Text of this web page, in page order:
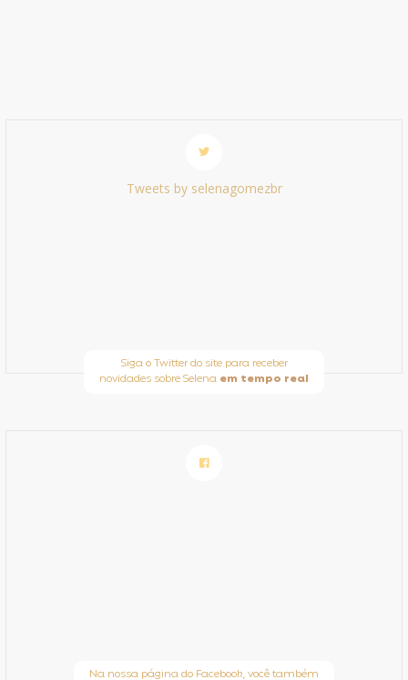
Tweets by selenagomezbr
Siga o Twitter do site para receber
novidades sobre Selena em tempo real
Na nossa página do Facebook, você também